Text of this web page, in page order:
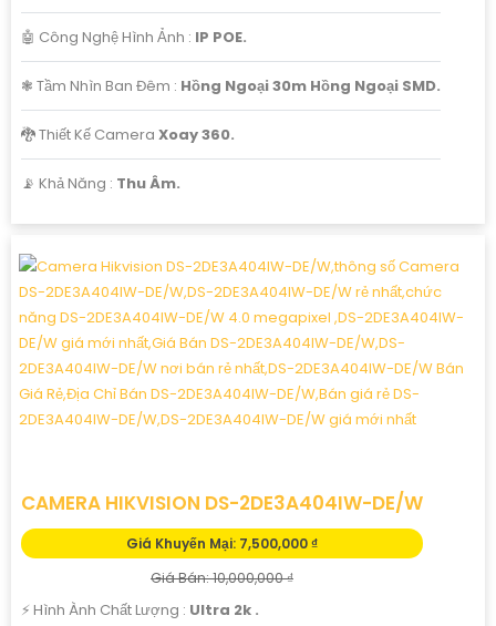
🤖️ Công Nghệ Hình Ảnh : IP POE.
❃ Tầm Nhìn Ban Đêm : Hồng Ngoại 30m Hồng Ngoại SMD.
🐉️ Thiết Kế Camera Xoay 360.
️📡 Khả Năng : Thu Âm.
CAMERA HIKVISION DS-2DE3A404IW-DE/W
Giá Khuyến Mại: 7,500,000 ₫
Giá Bán: 10,000,000 ₫
️⚡ Hình Ành Chất Lượng : Ultra 2k .